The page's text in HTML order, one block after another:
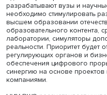
Александр Нарукавников,
«Вузы должны стать
продукт. Прямо сейчас на
цифровые решения для
образовательной
разработка собственных
импортозамещения